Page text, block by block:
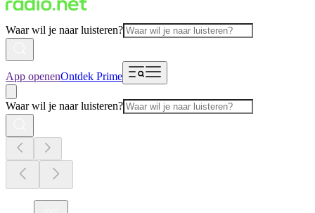
Waar wil je naar luisteren?
App openenOntdek Prime
Waar wil je naar luisteren?